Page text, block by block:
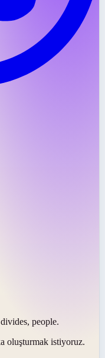
people.
oluşturmak istiyoruz.